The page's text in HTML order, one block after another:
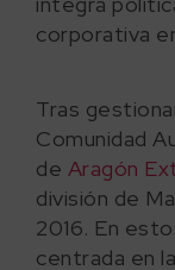
corporativa
Tras
Comunidad
de Aragón
división de
2016. En
centrada en